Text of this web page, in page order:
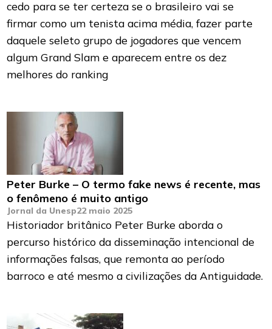
cedo para se ter certeza se o brasileiro vai se
firmar como um tenista acima média, fazer parte
daquele seleto grupo de jogadores que vencem
algum Grand Slam e aparecem entre os dez
melhores do ranking
Peter Burke – O termo fake news é recente, mas
o fenômeno é muito antigo
Jornal da Unesp22 maio 2025
Historiador britânico Peter Burke aborda o
percurso histórico da disseminação intencional de
informações falsas, que remonta ao período
barroco e até mesmo a civilizações da Antiguidade.